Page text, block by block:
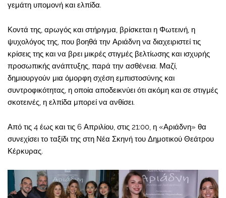
γεμάτη υπομονή και ελπίδα.
Κοντά της, αρωγός και στήριγμα, βρίσκεται η Φωτεινή, η
ψυχολόγος της, που βοηθά την Αριάδνη να διαχειριστεί τις
κρίσεις της και να βρει μικρές στιγμές βελτίωσης και ισχυρής
προσωπικής ανάπτυξης, παρά την ασθένεια. Μαζί,
δημιουργούν μια όμορφη σχέση εμπιστοσύνης και
συντροφικότητας, η οποία αποδεικνύει ότι ακόμη και σε στιγμές
σκοτεινές, η ελπίδα μπορεί να ανθίσει.
Από τις 4 έως και τις 6 Απριλίου, στις 21:00, η «Αριάδνη» θα
συνεχίσει το ταξίδι της στη Νέα Σκηνή του Δημοτικού Θεάτρου
Κέρκυρας.